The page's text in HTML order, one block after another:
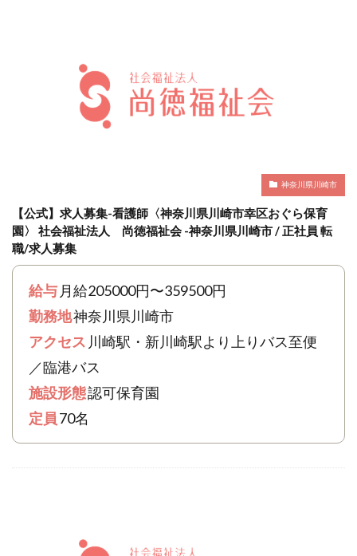
神奈川県川崎市
【公式】求人募集-看護師〈神奈川県川崎市幸区おぐら保育
園〉 社会福祉法人 尚徳福祉会 -神奈川県川崎市 / 正社員 転
職/求人募集
給与 月給205000円〜359500円
勤務地神奈川県川崎市
アクセス 川崎駅・新川崎駅より上りバス至便
／臨港バス
施設形態認可保育園
定員 70名